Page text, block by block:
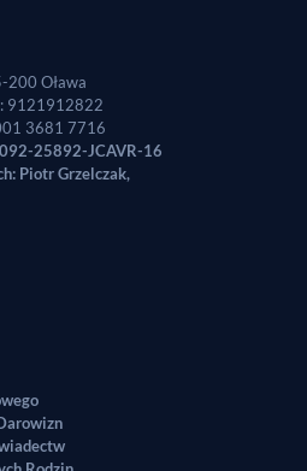
200 Oława
9121912822
3681 7716
25892-JCAVR-16
Piotr Grzelczak,